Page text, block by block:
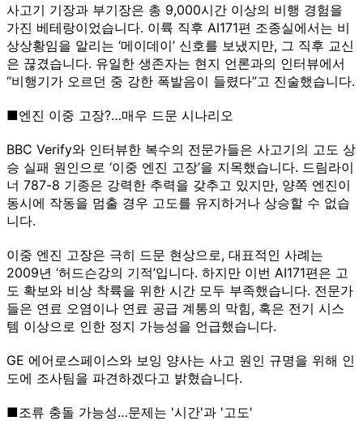
사고기 기장과 부기장은 총 9,000시간 이상의 비행 경험을
가진 베테랑이었습니다. 이륙 직후 AI171편 조종실에서는 비
상상황임을 알리는 ‘메이데이’ 신호를 보냈지만, 그 직후 교신
은 끊겼습니다. 유일한 생존자는 현지 언론과의 인터뷰에서
“비행기가 오르던 중 강한 폭발음이 들렸다”고 진술했습니다.
■엔진 이중 고장?…매우 드문 시나리오
BBC Verify와 인터뷰한 복수의 전문가들은 사고기의 고도 상
승 실패 원인으로 ‘이중 엔진 고장’을 지목했습니다. 드림라이
너 787-8 기종은 강력한 추력을 갖추고 있지만, 양쪽 엔진이
동시에 작동을 멈출 경우 고도를 유지하거나 상승할 수 없습
니다.
이중 엔진 고장은 극히 드문 현상으로, 대표적인 사례는
2009년 ‘허드슨강의 기적’입니다. 하지만 이번 AI171편은 고
도 확보와 비상 착륙을 위한 시간 모두 부족했습니다. 전문가
들은 연료 오염이나 연료 공급 계통의 막힘, 혹은 전기 시스
템 이상으로 인한 정지 가능성을 언급했습니다.
GE 에어로스페이스와 보잉 양사는 사고 원인 규명을 위해 인
도에 조사팀을 파견하겠다고 밝혔습니다.
■조류 충돌 가능성…문제는 '시간'과 '고도'